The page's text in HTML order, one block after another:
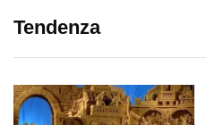
Tendenza